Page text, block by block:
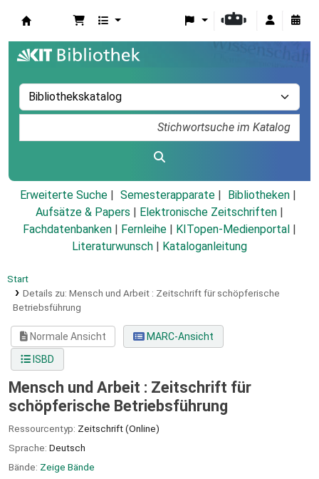
Erweiterte Suche Semesterapparate
Bibliotheken
Aufsätze & Papers
Elektronische Zeitschriften
Fachdatenbanken
Fernleihe KITopen-Medienportal
Literaturwunsch
Kataloganleitung
Start
Details zu: Mensch und Arbeit : Zeitschrift für schöpferische
Betriebsführung
Normale Ansicht
MARC-Ansicht
ISBD
Mensch und Arbeit : Zeitschrift für
schöpferische Betriebsführung
Ressourcentyp: Zeitschrift (Online)
Sprache: Deutsch
Bände: Zeige Bände